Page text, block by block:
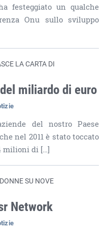
festeggiato un qualche
Onu sullo sviluppo
LA CARTA DI
miliardo di euro
del nostro Paese
nel 2011 è stato toccato
milioni di […]
SU NOVE
Network